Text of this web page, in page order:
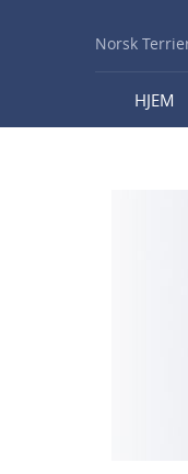
Norsk
HJEM